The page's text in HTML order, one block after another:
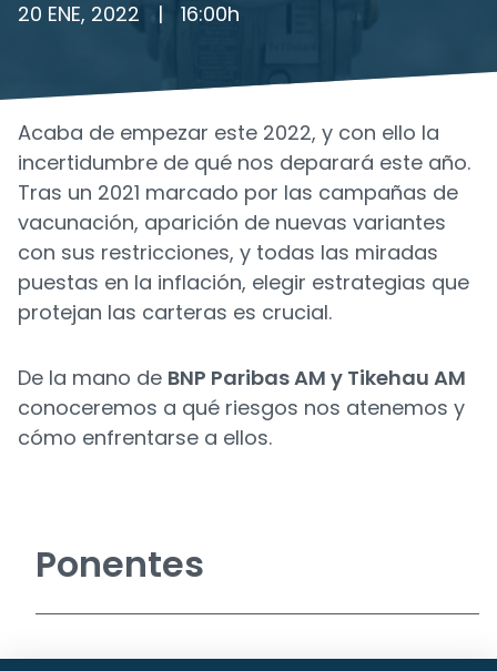
20 ENE, 2022
| 16:00h
Acaba de empezar este 2022, y con ello la
incertidumbre de qué nos deparará este año.
Tras un 2021 marcado por las campañas de
vacunación, aparición de nuevas variantes
con sus restricciones, y todas las miradas
puestas en la inflación, elegir estrategias que
protejan las carteras es crucial.
De la mano de BNP Paribas AM y Tikehau AM
conoceremos a qué riesgos nos atenemos y
cómo enfrentarse a ellos.
Ponentes